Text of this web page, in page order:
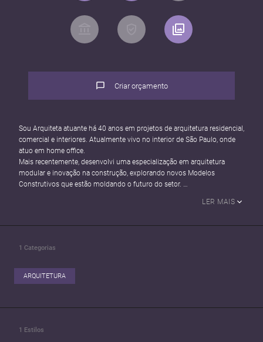
Criar orçamento
Sou Arquiteta atuante há 40 anos em projetos de arquitetura residencial,
comercial e interiores. Atualmente vivo no interior de São Paulo, onde
atuo em home office.
Mais recentemente, desenvolvi uma especialização em arquitetura
modular e inovação na construção, explorando novos Modelos
Construtivos que estão moldando o futuro do setor.
Sustentabilidade para criar espaços habitáveis que atendam as
Tecnologias e Metodologias que impulsionem a Indústria para frente.
com a intenção de agregar valor, como: Arquitetura Biofílica,
Sustentabilidade Ambiental e Neuroarquitetura
Arquitetura Modular e Inovação na Construção Civil.
LER MAIS
1 Categorias
ARQUITETURA
1 Estilos